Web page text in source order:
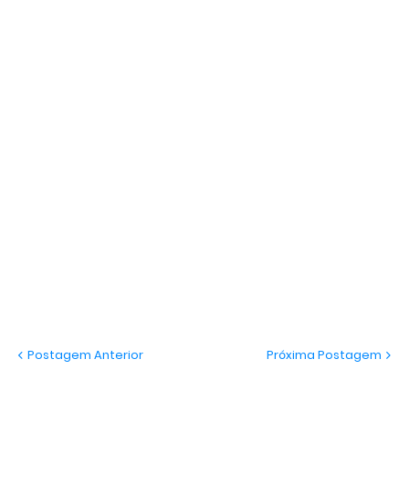
Postagem Anterior Próxima Postagem